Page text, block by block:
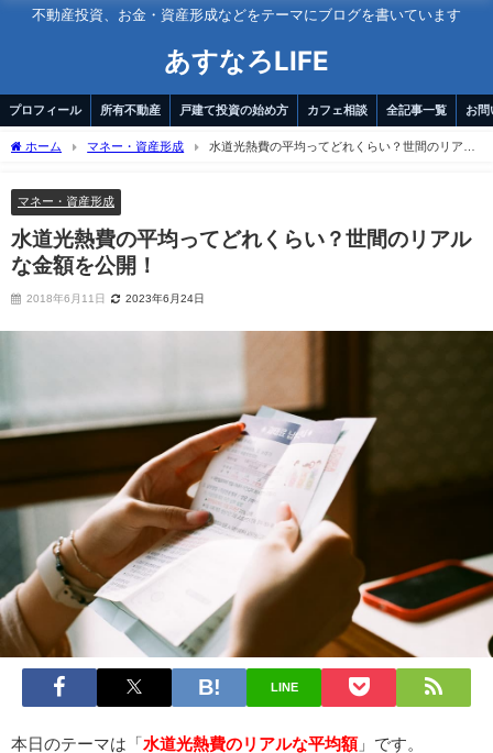
不動産投資、お金・資産形成などをテーマにブログを書いています
あすなろLIFE
プロフィール 所有不動産 戸建て投資の始め方 カフェ相談 全記事一覧 お
ホーム マネー・資産形成
水道光熱費の平均ってどれくらい？世間のリアル
マネー・資産形成
水道光熱費の平均ってどれくらい？世間のリアル
な金額を公開！
2018年6月11日 2023年6月24日
LINE
本日のテーマは「水道光熱費のリアルな平均額」です。